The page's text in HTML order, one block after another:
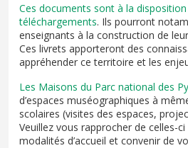
Ces documents sont à la
téléchargements. Ils pourront
enseignants à la construction de
Ces livrets apporteront des
appréhender ce territoire et les
Les Maisons du Parc national des
d’espaces muséographiques à
scolaires (visites des espaces,
Veuillez vous rapprocher de celles-
modalités d’accueil et convenir de